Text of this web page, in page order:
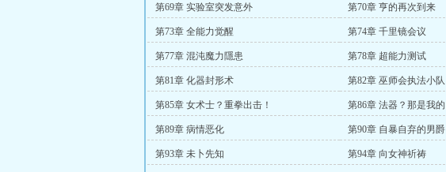
第69章 实验室突发意外 第70章 亨的再次到来
第73章 全能力觉醒 第74章 千里镜会议
第77章 混沌魔力隱患 第78章 超能力测试
第81章 化器封形术 第82章 巫师会执法小队
第85章 女术士？重拳出击！ 第86章 法器？那是我的
第89章 病情恶化 第90章 自暴自弃的男爵
第93章 未卜先知 第94章 向女神祈祷